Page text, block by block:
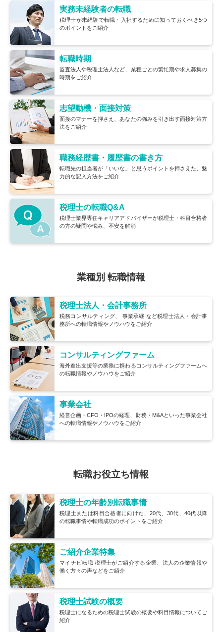
実務未経験者の転職
税理士が未経験で転職・入社するために知っておくべき5つ
のポイントをご紹介
転職時期
監査法人や税理士法人など、業種ごとの繁忙期や求人募集の
時期をご紹介
志望動機・面接対策
面接のマナーを押さえ、あなたの強みを引き出す面接対策方
法をご紹介
職務経歴書・履歴書の書き方
転職先の担当者が「いいな」と思うポイントを押さえた、魅
力的な記入方法をご紹介
税理士の転職Q&A
税理士業界専任キャリアアドバイザーが税理士・科目合格者
の方の疑問や悩み、不安を解消
業種別 転職情報
税理士法人・会計事務所
税務コンサルティング、 事業承継 など税理士法人・会計事
務所への転職情報やノウハウをご紹介
コンサルティングファーム
海外進出支援等の業務に携わるコンサルティングファームへ
の転職情報やノウハウをご紹介
事業会社
経営企画・CFO・IPOの経理、財務・M&Aといった事業会社
への転職情報やノウハウをご紹介
転職お役立ち情報
税理士の年齢別転職事情
税理士または科目合格者に向けた、20代、30代、40代以降
の転職事情や転職成功のポイントをご紹介
ご紹介企業特集
マイナビ転職 税理士がご紹介する企業、法人の企業情報や
働く方々の声などをご紹介
税理士試験の概要
税理士になるための税理士試験の概要や科目情報についてご
紹介